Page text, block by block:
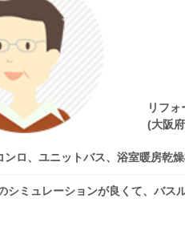
リフ
(大阪
ンロ、ユニットバス、浴室暖房乾
シミュレーションが良くて、バス